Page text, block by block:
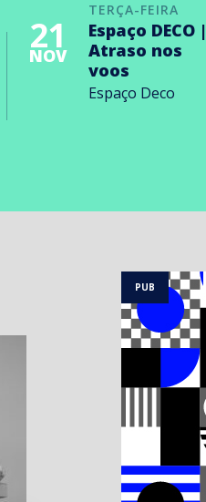
TERÇA-FEIRA
21
NOV
Espaço DECO |
Atraso nos
voos
Espaço Deco